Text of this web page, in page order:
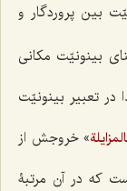
بین پروردگار و
بینونیّت مکانى
تعبیر بینونیّت
» خروجش از
که در آن مرتبۀ